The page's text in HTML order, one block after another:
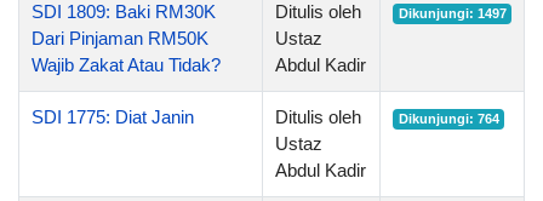
SDI 1809: Baki RM30K
Dari Pinjaman RM50K
Wajib Zakat Atau Tidak?
Ditulis oleh
Ustaz
Abdul Kadir
Dikunjungi: 1497
SDI 1775: Diat Janin
Ditulis oleh
Ustaz
Abdul Kadir
Dikunjungi: 764